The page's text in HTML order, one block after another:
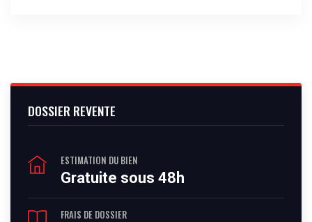
DOSSIER REVENTE
ESTIMATION DU BIEN
Gratuite sous 48h
FRAIS DE DOSSIER